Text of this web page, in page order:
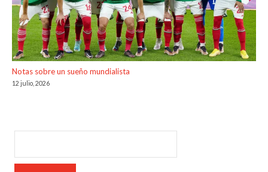
Notas sobre un sueño mundialista
12 julio, 2026